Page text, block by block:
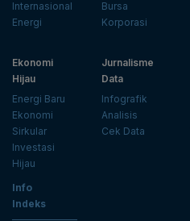
Internasional
Energi
Bursa
Korporasi
Ekonomi
Hijau
Energi Baru
Ekonomi
Sirkular
Investasi
Hijau
Jurnalisme
Data
Infografik
Analisis
Cek Data
Info
Indeks